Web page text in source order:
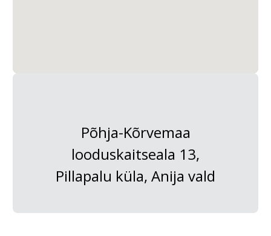
Põhja-Kõrvemaa
looduskaitseala 13,
Pillapalu küla, Anija vald